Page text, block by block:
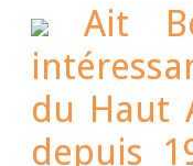
Ait
du Haut
depuis